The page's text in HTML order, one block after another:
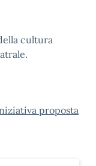
cultura
proposta